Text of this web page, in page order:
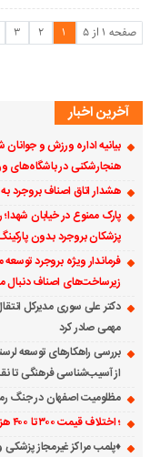
صفحه 1 از 5 1
2
3
آخرین اخبار
بیانیه اداره ورزش و
هنجارشکنی در باشگاه‌های
هشدار اتاق اصناف بروجرد
پارک ممنوع در خیابان
پزشکان بروجرد بدون
فرماندار ویژه بروجرد
زیرساخت‌های اصناف دنبال
دکتر علی سوری مدیرکل
مهمی صادر کرد
بررسی راهکارهای توسعه
از آسیب‌شناسی فرهنگی تا
مظلومیت اصفهان در جنگ
؛ اختلاف قیمت ۳۰۰ تا ۴۰۰ هزار تومانی با سایر شهرستان‌های لرستان
♦️پلمب مراکز غیرمجاز پزشکی